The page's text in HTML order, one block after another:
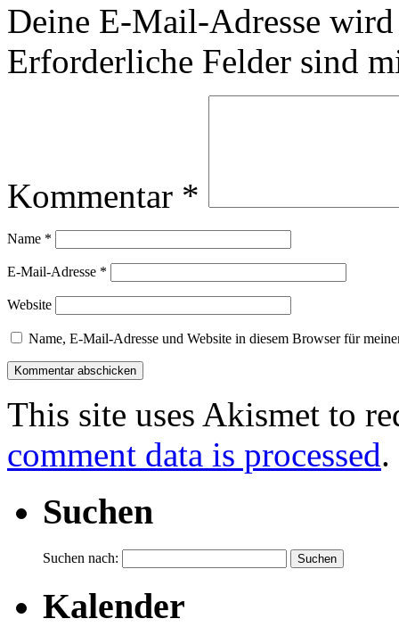
Deine E-Mail-Adresse
Erforderliche Felder sind
Kommentar *
Name *
E-Mail-Adresse *
Website
Name, E-Mail-Adresse und Website in diesem Browser für
This site uses Akismet to
comment data is processed.
Suchen
Suchen nach:
Kalender